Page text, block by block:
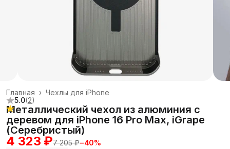
Чехлы для iPhone
Главная ›
5.0(2)
Металлический чехол из алюминия с
деревом для iPhone 16 Pro Max, iGrape
(Серебристый)
4 323 ₽7 205 ₽−40%